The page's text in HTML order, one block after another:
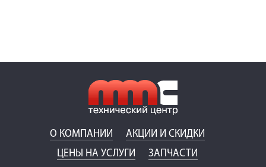
О КОМПАНИИ
АКЦИИ И СКИДКИ
ЦЕНЫ НА УСЛУГИ
ЗАПЧАСТИ